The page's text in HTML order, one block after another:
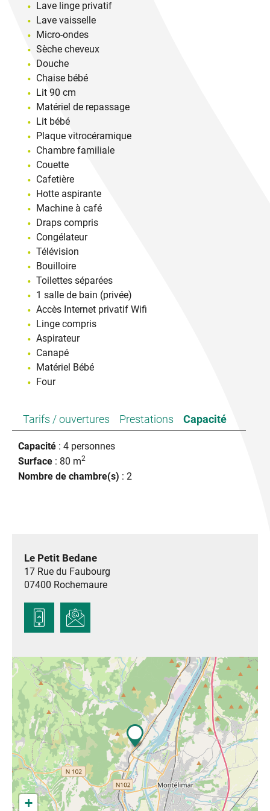
Lave linge privatif
Lave vaisselle
Micro-ondes
Sèche cheveux
Douche
Chaise bébé
Lit 90 cm
Matériel de repassage
Lit bébé
Plaque vitrocéramique
Chambre familiale
Couette
Cafetière
Hotte aspirante
Machine à café
Draps compris
Congélateur
Télévision
Bouilloire
Toilettes séparées
1 salle de bain (privée)
Accès Internet privatif Wifi
Linge compris
Aspirateur
Canapé
Matériel Bébé
Four
Tarifs / ouvertures Prestations Capacité
Capacité : 4 personnes
Surface : 80 m2
Nombre de chambre(s) : 2
Le Petit Bedane
17 Rue du Faubourg
07400 Rochemaure
+